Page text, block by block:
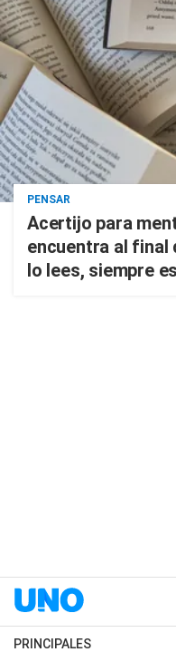
PENSAR
Acertijo para
encuentra al final
lo lees, siempre
PRINCIPALES